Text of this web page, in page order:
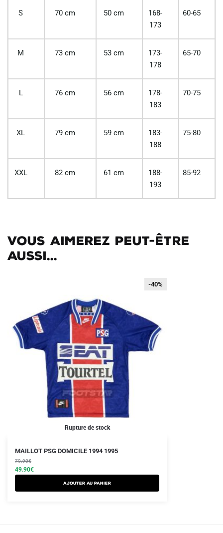
S 70 cm 50 cm
168-
173
60-65
M 73 cm 53 cm
173-
178
65-70
L 76 cm 56 cm
178-
183
70-75
XL 79 cm 59 cm
183-
188
75-80
XXL 82 cm 61 cm
188-
193
85-92
Vous aimerez peut-être
aussi...
Rupture de stock
-40%
-40%
MAILLOT PSG DOMICILE 1994 1995
79.90€
Le
prix
initial
était :
49.90€
Le
prix
actuel
est :
AJOUTER AU PANIER
Ce
produit
a